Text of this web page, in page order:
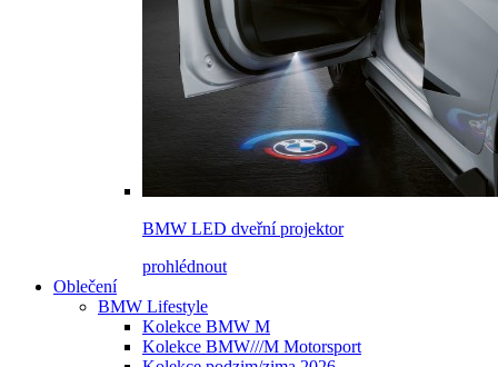
BMW LED dveřní projektor
prohlédnout
Oblečení
BMW Lifestyle
Kolekce BMW M
Kolekce BMW///M Motorsport